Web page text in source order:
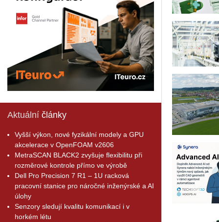
Aktuální články
Vyšší výkon, nové fyzikální modely a GPU
akcelerace v OpenFOAM v2606
MetraSCAN BLACK2 zvyšuje flexibilitu při
rozměrové kontrole přímo ve výrobě
Dell Pro Precision 7 R1 – 1U racková
pracovní stanice pro náročné inženýrské a AI
úlohy
Senzory sledují kvalitu komunikací i v
horkém létu